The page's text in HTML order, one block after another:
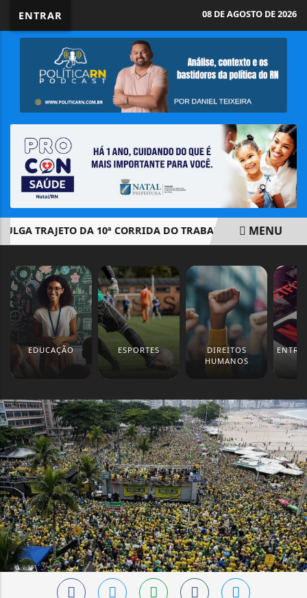
ENTRAR 08 DE AGOSTO DE 2026
TRAJETO DA 10ª CORRIDA DO TRABALHADOR QUEMENU
EDUCAÇÃO ESPORTES
DIREITOS
HUMANOS